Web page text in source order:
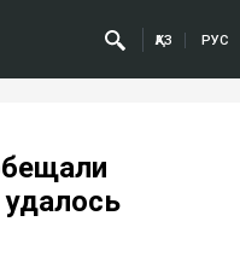
ҚАЗ РУС